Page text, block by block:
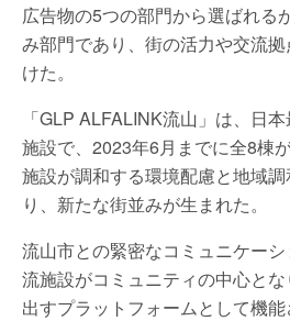
広告物の5つの部門から選ばれる
み部門であり、街の活力や交流
けた。
「GLP ALFALINK流山」は、日
施設で、2023年6月までに全8棟
施設が調和する環境配慮と地域
り、新たな街並みが生まれた。
流山市との緊密なコミュニケー
流施設がコミュニティの中心と
出すプラットフォームとして機